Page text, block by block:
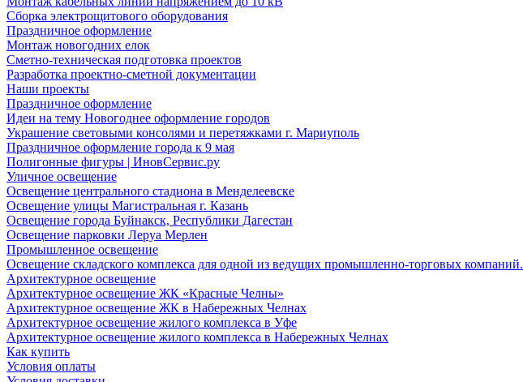
Сборка электрощитового оборудования
Праздничное оформление
Монтаж новогодних елок
Сметно-техническая подготовка проектов
Разработка проектно-сметной документации
Наши проекты
Праздничное оформление
Идеи на тему Новогоднее оформление городов
Украшение световыми консолями и перетяжками г. Мариуполь
Праздничное оформление города к 9 мая
Полигонные фигуры | ИновСервис.ру
Уличное освещение
Освещение центрального стадиона в Менделеевске
Освещение улицы Магистральная г. Казань
Освещение города Буйнакск, Республики Дагестан
Освещение парковки Леруа Мерлен
Промышленное освещение
Освещение складского комплекса для одной из ведущих промышленно-торговых компаний.
Архитектурное освещение
Архитектурное освещение ЖК «Красные Челны»
Архитектурное освещение ЖК в Набережных Челнах
Архитектурное освещение жилого комплекса в Уфе
Архитектурное освещение жилого комплекса в Набережных Челнах
Как купить
Условия оплаты